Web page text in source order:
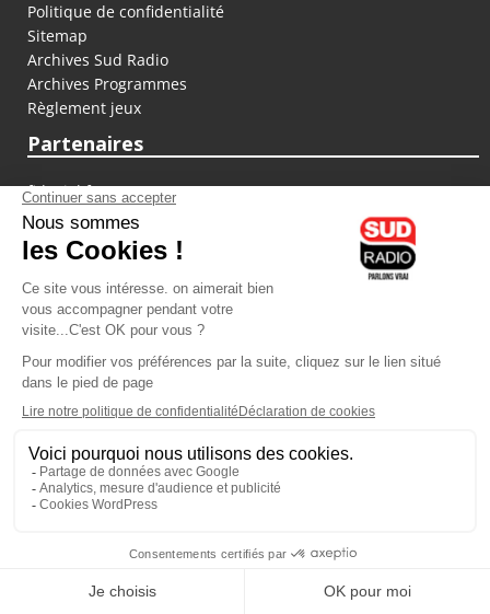
Politique de confidentialité
Sitemap
Archives Sud Radio
Archives Programmes
Règlement jeux
Partenaires
fiducial.fr
lyoncapitale.fr
olympique-et-lyonnais.com
L'application Iphone / Android
Téléchargez l'application
Les cookies
Gestion des cookies
Crédit photos : ©Sud Radio / Pierre Olivier
Alain Marty
In Vino
Nathalie Schraen-Guirma
C'est ça la France